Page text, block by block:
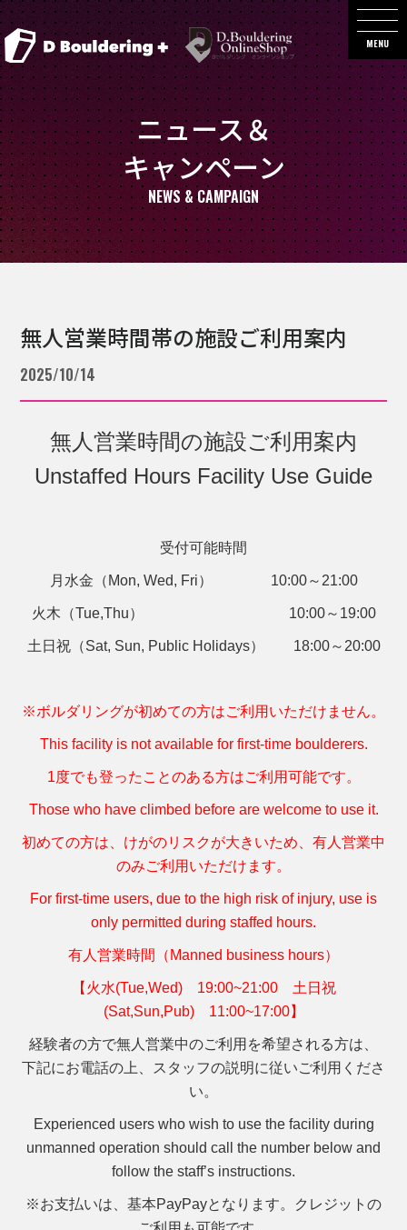
MENU
ニュース＆
キャンペーン
NEWS & CAMPAIGN
無人営業時間帯の施設ご利用案内
2025/10/14
無人営業時間の施設ご利用案内
Unstaffed Hours Facility Use Guide
受付可能時間
月水金（Mon, Wed, Fri） 10:00～21:00
火木（Tue,Thu） 10:00～19:00
土日祝（Sat, Sun, Public Holidays） 18:00～20:00
※ボルダリングが初めての方はご利用いただけません。
This facility is not available for first-time boulderers.
1度でも登ったことのある方はご利用可能です。
Those who have climbed before are welcome to use it.
初めての方は、けがのリスクが大きいため、有人営業中
のみご利用いただけます。
For first-time users, due to the high risk of injury, use is
only permitted during staffed hours.
有人営業時間（Manned business hours）
【火水(Tue,Wed) 19:00~21:00 土日祝
(Sat,Sun,Pub) 11:00~17:00】
経験者の方で無人営業中のご利用を希望される方は、
下記にお電話の上、スタッフの説明に従いご利用くださ
い。
Experienced users who wish to use the facility during
unmanned operation should call the number below and
follow the staff’s instructions.
※お支払いは、基本PayPayとなります。クレジットの